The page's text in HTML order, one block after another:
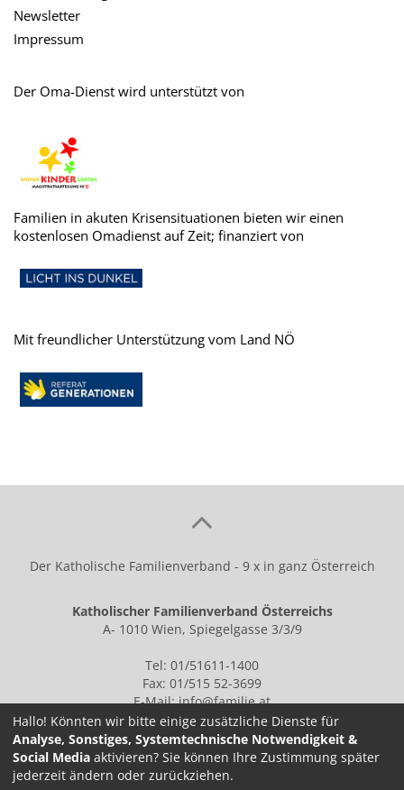
Newsletter
Impressum
Der Oma-Dienst wird unterstützt von
Familien in akuten Krisensituationen bieten wir einen
kostenlosen Omadienst auf Zeit; finanziert von
Mit freundlicher Unterstützung vom Land NÖ
Der Katholische Familienverband - 9 x in ganz Österreich
Katholischer Familienverband Österreichs
A- 1010 Wien, Spiegelgasse 3/3/9
Tel: 01/51611-1400
Fax: 01/515 52-3699
E-Mail:info@familie.at
IMPRESSUM
Hallo! Könnten wir bitte einige zusätzliche Dienste für
Analyse, Sonstiges, Systemtechnische Notwendigkeit &
Social Media aktivieren? Sie können Ihre Zustimmung später
jederzeit ändern oder zurückziehen.